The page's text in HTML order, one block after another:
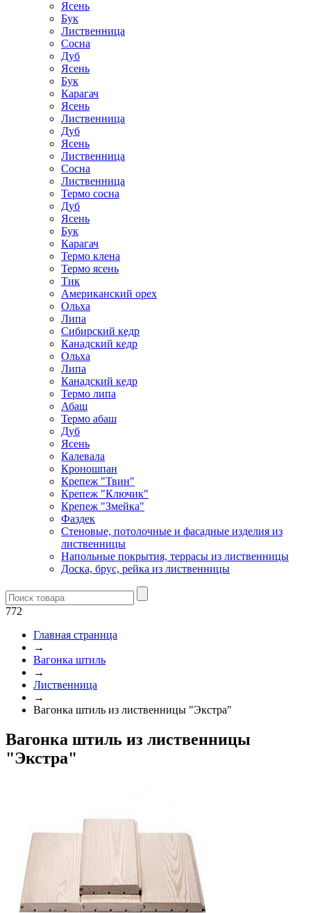
Ясень
Бук
Лиственница
Сосна
Дуб
Ясень
Бук
Карагач
Ясень
Лиственница
Дуб
Ясень
Лиственница
Сосна
Лиственница
Термо сосна
Дуб
Ясень
Бук
Карагач
Термо клена
Термо ясень
Тик
Американский орех
Ольха
Липа
Сибирский кедр
Канадский кедр
Ольха
Липа
Канадский кедр
Термо липа
Абаш
Термо абаш
Дуб
Ясень
Калевала
Кроношпан
Крепеж "Твин"
Крепеж "Ключик"
Крепеж "Змейка"
Фаздек
Стеновые, потолочные и фасадные изделия из
лиственницы
Напольные покрытия, террасы из лиственницы
Доска, брус, рейка из лиственницы
772
Главная страница
→
Вагонка штиль
→
Лиственница
→
Вагонка штиль из лиственницы "Экстра"
Вагонка штиль из лиственницы
"Экстра"